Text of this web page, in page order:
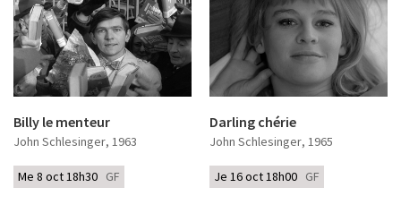
Billy le menteur
John Schlesinger, 1963
Me 8 oct 18h30 GF
Darling chérie
John Schlesinger, 1965
Je 16 oct 18h00 GF